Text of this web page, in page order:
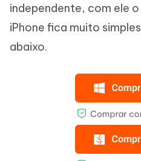
independente, com ele
iPhone fica muito
abaixo.